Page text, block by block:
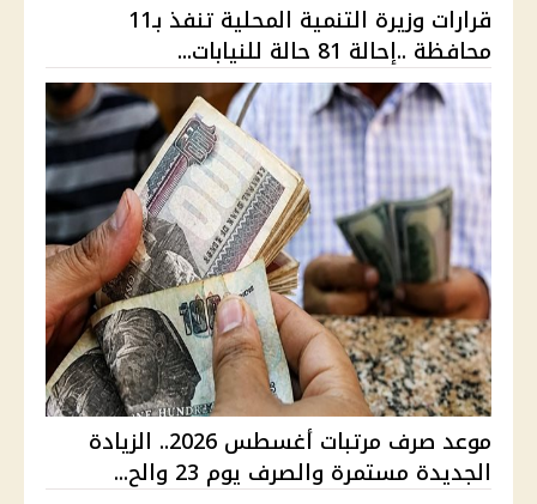
قرارات وزيرة التنمية المحلية تنفذ بـ11
محافظة ..إحالة 81 حالة للنيابات...
موعد صرف مرتبات أغسطس 2026.. الزيادة
الجديدة مستمرة والصرف يوم 23 والح...